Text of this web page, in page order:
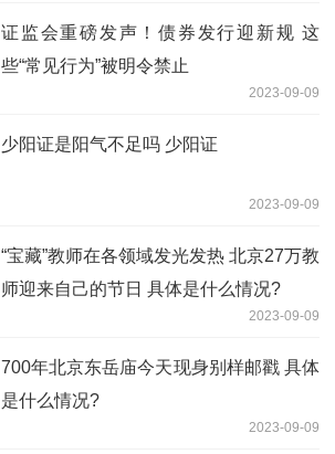
证监会重磅发声！债券发行迎新规 这
些“常见行为”被明令禁止
2023-09-09
少阳证是阳气不足吗 少阳证
2023-09-09
“宝藏”教师在各领域发光发热 北京27万教
师迎来自己的节日 具体是什么情况?
2023-09-09
700年北京东岳庙今天现身别样邮戳 具体
是什么情况?
2023-09-09